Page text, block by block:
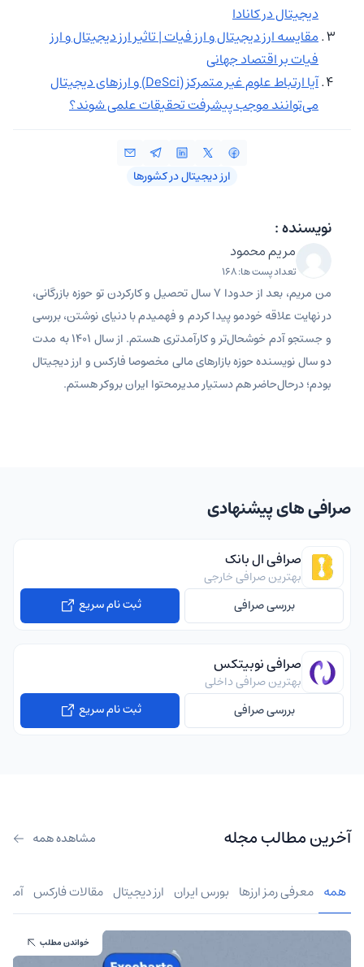
دیجیتال در کانادا
مقایسه ارز دیجیتال و ارز فیات | تاثیر ارز دیجیتال و ارز
فیات بر اقتصاد جهانی
آیا ارتباط علوم غیر متمرکز (DeSci) و ارزهای دیجیتال
می‌توانند موجب پیشرفت تحقیقات علمی شوند؟
ارز دیجیتال در کشورها
نویسنده :
مریم محمود
تعداد پست ها: 168
من مریم، بعد از حدودا 7 سال تحصیل و کارکردن تو حوزه بازرگانی،
در نهایت علاقه خودمو پیدا کردم و فهمیدم با دنیای نوشتن، بررسی
و جستجو آدم خوشحال‌تر و کارآمدتری هستم. از سال 1401 به مدت
دو سال نویسنده حوزه بازارهای مالی مخصوصا فارکس و ارز دیجیتال
بودم؛ درحال‌حاضر هم دستیار مدیرمحتوا ایران بروکر هستم.
صرافی های پیشنهادی
صرافی ال بانک
بهترین صرافی خارجی
بررسی صرافی
ثبت نام سریع
صرافی نوبیتکس
بهترین صرافی داخلی
بررسی صرافی
ثبت نام سریع
آخرین مطالب مجله مشاهده همه
همه معرفی رمز ارزها بورس ایران ارز دیجیتال مقالات فارکس
خواندن مطلب